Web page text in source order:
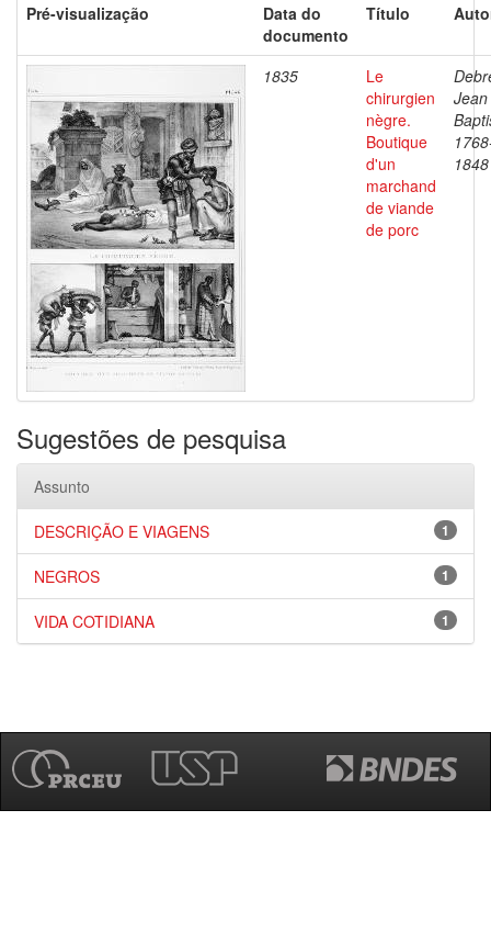
Pré-visualização
Data do
documento
Título
1835
Le
chirurgien
nègre.
Boutique
d'un
marchand
de viande
de porc
Jean
1848
Sugestões de pesquisa
Assunto
1
DESCRIÇÃO E VIAGENS
1
NEGROS
1
VIDA COTIDIANA